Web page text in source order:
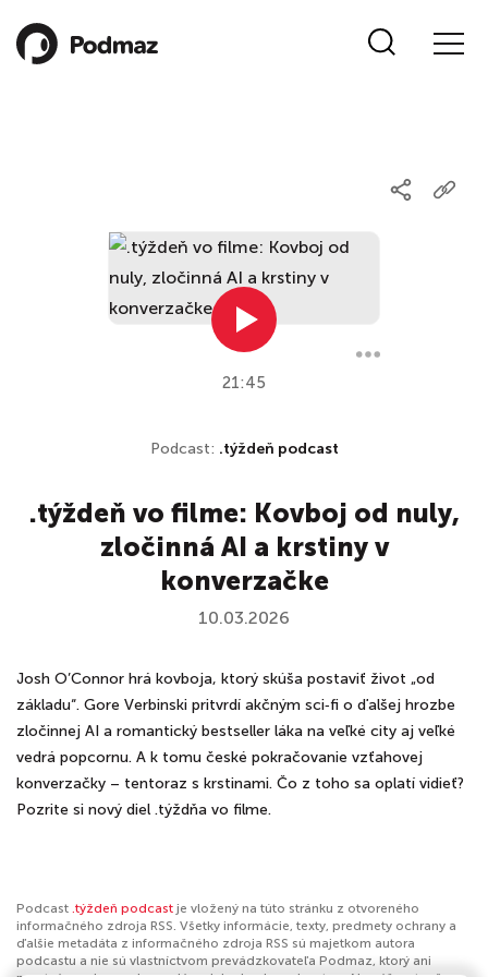
21:45
Podcast: .týždeň podcast
.týždeň vo filme: Kovboj od nuly,
zločinná AI a krstiny v
konverzačke
10.03.2026
Josh O’Connor hrá kovboja, ktorý skúša postaviť život „od
základu“. Gore Verbinski pritvrdí akčným sci‑fi o ďalšej hrozbe
zločinnej AI a romantický bestseller láka na veľké city aj veľké
vedrá popcornu. A k tomu české pokračovanie vzťahovej
konverzačky – tentoraz s krstinami. Čo z toho sa oplatí vidieť?
Pozrite si nový diel .týždňa vo filme.
Podcast .týždeň podcast je vložený na túto stránku z otvoreného
informačného zdroja RSS. Všetky informácie, texty, predmety ochrany a
ďalšie metadáta z informačného zdroja RSS sú majetkom autora
podcastu a nie sú vlastníctvom prevádzkovateľa Podmaz, ktorý ani